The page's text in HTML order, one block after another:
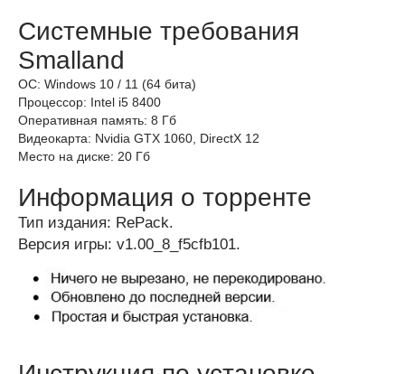
Системные требования
Smalland
ОС: Windows 10 / 11 (64 бита)
Процессор: Intel i5 8400
Оперативная память: 8 Гб
Видеокарта: Nvidia GTX 1060, DirectX 12
Место на диске: 20 Гб
Информация о торренте
Тип издания: RePack.
Версия игры: v1.00_8_f5cfb101.